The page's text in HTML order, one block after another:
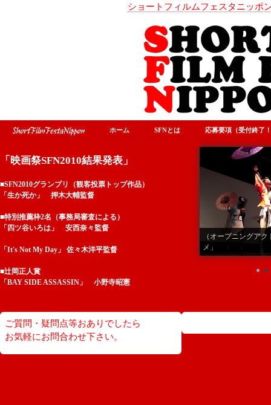
ショートフィルムフェスタニッ
ホーム SFNとは 応募要項（受付終了
「映画祭SFN2010結果発表」
■SFN2010グランプリ（観客投票トップ作品）
「生か死か」 押木大輔監督
■特別推薦枠2名（事務局審査による）
「四ツ谷いろは」 安西奈々監督
「It's Not My Day」 佐々木洋平監督
■辻岡正人賞
「BAY SIDE ASSASSIN」 小野寺昭憲
（オープニングア
メ」
ご質問・疑問点等おありでしたら
お気軽にお問合わせ下さい。